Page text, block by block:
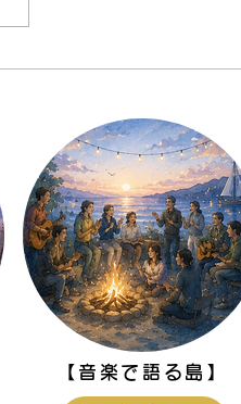
対話が今より楽で、楽
話塾」を始める理由
【音楽で語る島】